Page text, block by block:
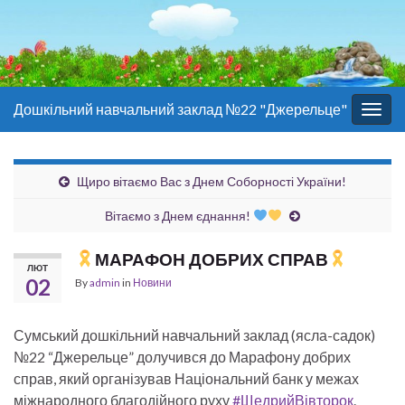
Дошкільний навчальний заклад №22 "Джерельце"
Щиро вітаємо Вас з Днем Соборності України!
Вітаємо з Днем єднання!
ЛЮТ
02
МАРАФОН ДОБРИХ СПРАВ
Byadmin in Новини
Сумський дошкільний навчальний заклад (ясла-садок)
№22 “Джерельце” долучився до Марафону добрих
справ, який організував Національний банк у межах
міжнародного благодійного руху#ЩедрийВівторок